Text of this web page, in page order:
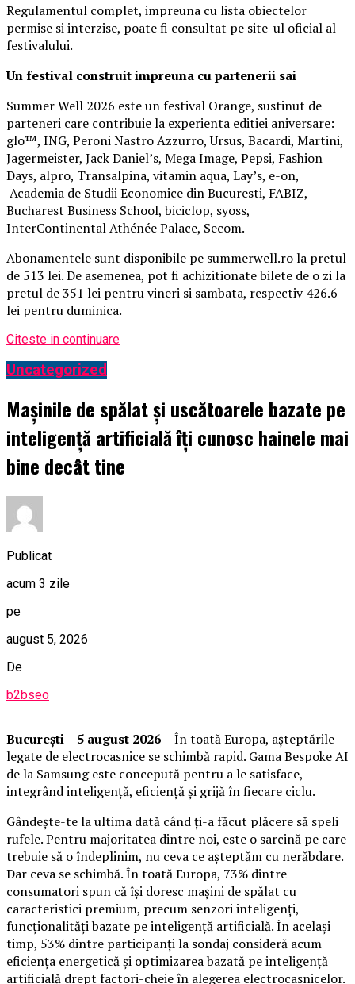
Regulamentul complet, impreuna cu lista obiectelor
permise si interzise, poate fi consultat pe site-ul oficial al
festivalului.
Un festival construitimpreuna cu partenerii sai
Summer Well 2026 este un festival Orange, sustinut de
parteneri care contribuie la experienta editiei aniversare:
glo™, ING, Peroni Nastro Azzurro, Ursus, Bacardi, Martini,
Jagermeister, Jack Daniel’s, Mega Image, Pepsi, Fashion
Days, alpro, Transalpina, vitamin aqua, Lay’s, e-on,
Academia de Studii Economice din Bucuresti, FABIZ,
Bucharest Business School, biciclop, syoss,
InterContinental Athénée Palace, Secom.
Abonamentele sunt disponibile pe summerwell.ro la pretul
de 513 lei. De asemenea, pot fi achizitionate bilete de o zi la
pretul de 351 lei pentru vineri si sambata, respectiv 426.6
lei pentru duminica.
Citeste in continuare
Uncategorized
Mașinile de spălat și uscătoarele bazate pe
inteligență artificială îți cunosc hainele mai
bine decât tine
Publicat
acum 3 zile
pe
august 5, 2026
De
b2bseo
București – 5 august 2026 – În toată Europa, așteptările
legate de electrocasnice se schimbă rapid. Gama Bespoke AI
de la Samsung este concepută pentru a le satisface,
integrând inteligență, eficiență și grijă în fiecare ciclu.
Gândește-te la ultima dată când ți-a făcut plăcere să speli
rufele. Pentru majoritatea dintre noi, este o sarcină pe care
trebuie să o îndeplinim, nu ceva ce așteptăm cu nerăbdare.
Dar ceva se schimbă. În toată Europa, 73% dintre
consumatori spun că își doresc mașini de spălat cu
caracteristici premium, precum senzori inteligenți,
funcționalități bazate pe inteligență artificială. În același
timp, 53% dintre participanți la sondaj consideră acum
eficiența energetică și optimizarea bazată pe inteligență
artificială drept factori-cheie în alegerea electrocasnicelor.